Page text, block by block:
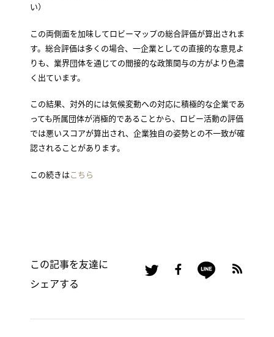
い）
この両側面を加味してロビーマップの総合評価が算出されま
す。総合評価は多くの場合、一企業としての直接的な意見よ
りも、業界団体を通じての間接的な政策関与の方がより色濃
く出ています。
この結果、対外的には気候変動への対応に積極的な企業であ
っても所属団体が消極的であることから、ロビー活動の評価
では悪いスコアが算出され、企業独自の姿勢との不一致が確
認されることがあります。
この続きはこちら
この記事を友達に
シェアする